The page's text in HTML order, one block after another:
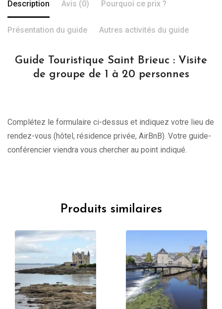
Description Avis (0) Pourquoi ce prix ?
Présentation du guide Autres activités du guide
Guide Touristique Saint Brieuc : Visite
de groupe de 1 à 20 personnes
Complétez le formulaire ci-dessus et indiquez votre lieu de
rendez-vous (hôtel, résidence privée, AirBnB). Votre guide-
conférencier viendra vous chercher au point indiqué.
Produits similaires